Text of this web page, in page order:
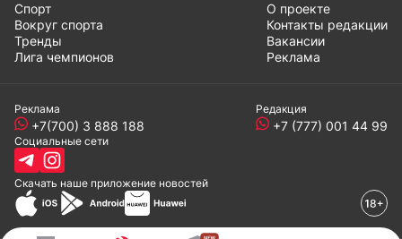
Спорт
Вокруг спорта
Тренды
Лига чемпионов
О проекте
Контакты редакции
Вакансии
Реклама
Реклама
+7(700) 3 888 188
Редакция
+7 (777) 001 44 99
Социальные сети
Скачать наше приложение новостей